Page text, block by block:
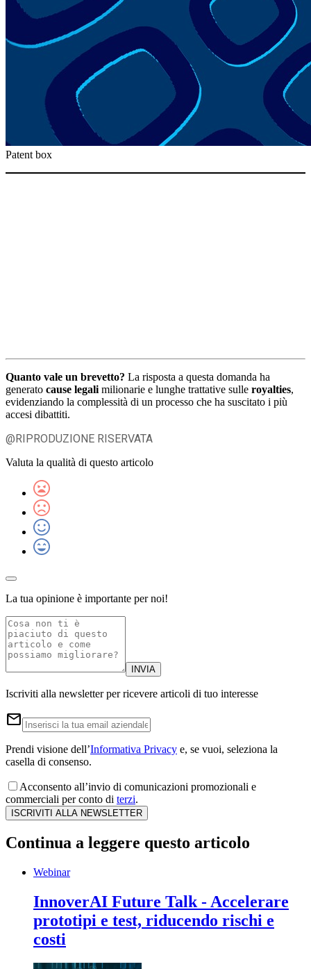
Patent box
Quanto vale un brevetto? La risposta a questa domanda ha
generato cause legali milionarie e lunghe trattative sulle royalties,
evidenziando la complessità di un processo che ha suscitato i più
accesi dibattiti.
@RIPRODUZIONE RISERVATA
Valuta la qualità di questo articolo
La tua opinione è importante per noi!
INVIA
Iscriviti alla newsletter per ricevere articoli di tuo interesse
email
Prendi visione dell’Informativa Privacy e, se vuoi, seleziona la
casella di consenso.
Acconsento all’invio di comunicazioni promozionali e
commerciali per conto di terzi.
ISCRIVITI ALLA NEWSLETTER
Continua a leggere questo articolo
Webinar
InnoverAI Future Talk - Accelerare
prototipi e test, riducendo rischi e
costi